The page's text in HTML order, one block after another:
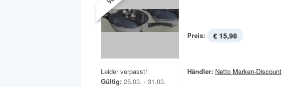
Preis: € 15,98
Leider verpasst!
Gültig: 25.03. - 31.03.
Händler: Netto Marken-Discount